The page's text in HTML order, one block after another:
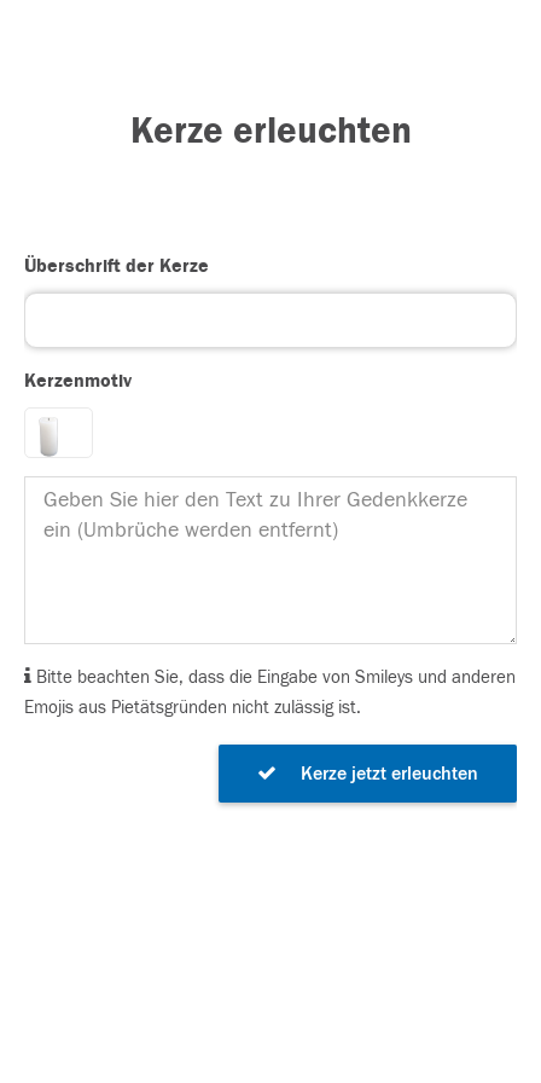
Kerze erleuchten
Überschrift der Kerze
Kerzenmotiv
Bitte beachten Sie, dass die Eingabe von Smileys und anderen
Emojis aus Pietätsgründen nicht zulässig ist.
Kerze jetzt erleuchten